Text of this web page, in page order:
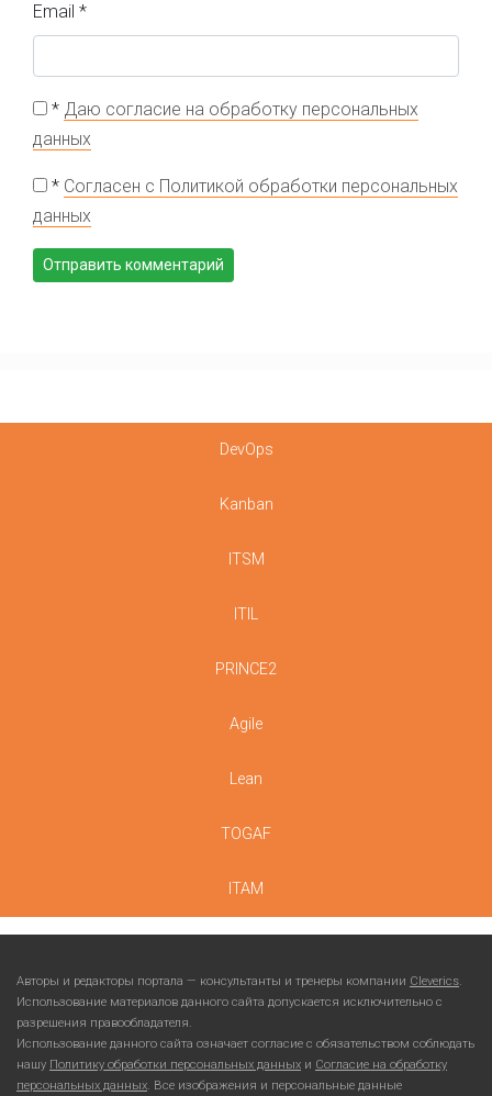
Email *
* Даю согласие на обработку персональных
данных
* Согласен с Политикой обработки персональных
данных
DevOps
Kanban
ITSM
ITIL
PRINCE2
Agile
Lean
TOGAF
ITAM
Авторы и редакторы портала — консультанты и тренеры компании Cleverics.
Использование материалов данного сайта допускается исключительно с
разрешения правообладателя.
Использование данного сайта означает согласие с обязательством соблюдать
нашу Политику обработки персональных данных и Согласие на обработку
персональных данных. Все изображения и персональные данные